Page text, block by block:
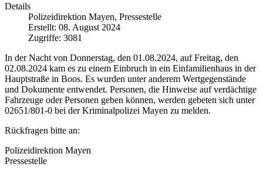
Details
Polizeidirektion Mayen, Pressestelle
Erstellt: 08. August 2024
Zugriffe: 3081
In der Nacht von Donnerstag, den 01.08.2024, auf Freitag, den
02.08.2024 kam es zu einem Einbruch in ein Einfamilienhaus in der
Hauptstraße in Boos. Es wurden unter anderem Wertgegenstände
und Dokumente entwendet. Personen, die Hinweise auf verdächtige
Fahrzeuge oder Personen geben können, werden gebeten sich unter
02651/801-0 bei der Kriminalpolizei Mayen zu melden.
Rückfragen bitte an:
Polizeidirektion Mayen
Pressestelle